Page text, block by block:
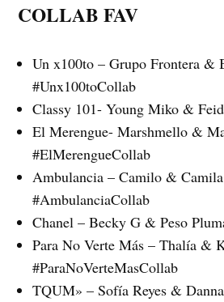
COLLAB FAV
Un x100to – Grupo Frontera &
#Unx100toCollab
Classy 101- Young Miko &
El Merengue- Marshmello &
#ElMerengueCollab
Ambulancia – Camilo &
#AmbulanciaCollab
Chanel – Becky G & Peso
Para No Verte Más – Thalía &
#ParaNoVerteMasCollab
TQUM» – Sofía Reyes &